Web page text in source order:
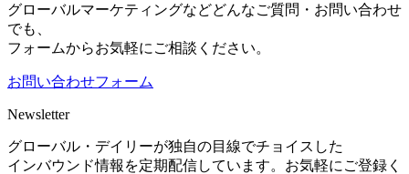
グローバルマーケティングなどどんなご質問・お問い合わせ
でも、
フォームからお気軽にご相談ください。
お問い合わせフォーム
Newsletter
グローバル・デイリーが独自の目線でチョイスした
インバウンド情報を定期配信しています。お気軽にご登録く